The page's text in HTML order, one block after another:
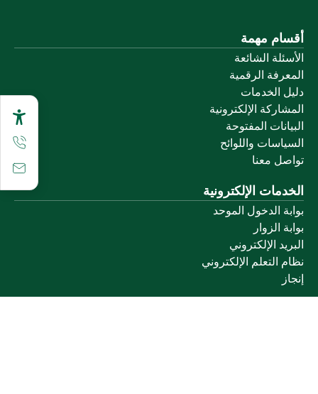
أقسام مهمة
الأسئلة الشائعة
المعرفة الرقمية
دليل الخدمات
المشاركة الإلكترونية
البيانات المفتوحة
السياسات واللوائح
تواصل معنا
الخدمات الإلكترونية
بوابة الدخول الموحد
بوابة الزوار
البريد الإلكتروني
نظام التعلم الإلكتروني
إنجاز